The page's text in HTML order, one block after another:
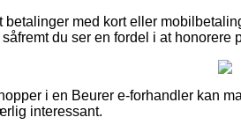
betalinger med kort eller
du ser en fordel i at honorere
i en Beurer e-forhandler kan
interessant.